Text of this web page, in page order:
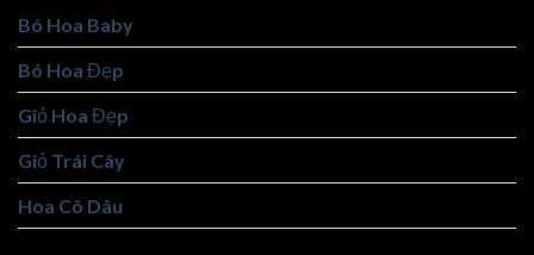
Bó Hoa Baby
Bó Hoa Đẹp
Giỏ Hoa Đẹp
Giỏ Trái Cây
Hoa Cô Dâu